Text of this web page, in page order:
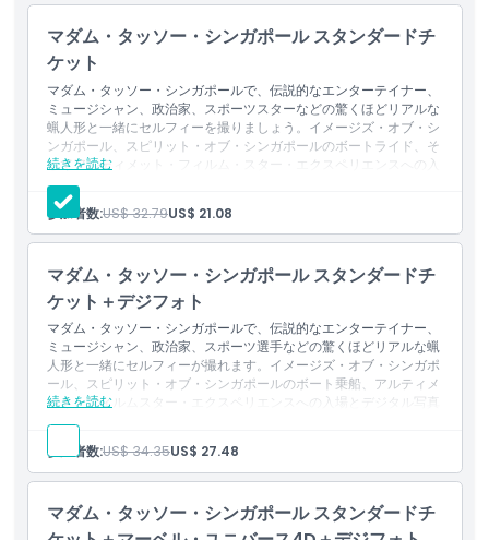
ー・シンガポールで、マリーナベイの象徴的なスカイラインを越え
て空を駆け抜ける興奮も味わえます。ポップカルチャーのファンで
も地元の遺産に興味がある方でも、マダム・タッソー・シンガポー
ルは家族向けの究極のアトラクションを提供します。今すぐチケッ
トを予約しましょう！
ハイライト
含まれるもの
子供／大人ポリシー
除外事項
営業時間
注意事項
マダム・タッソー・シンガポール スタンダードチ
ケット
マダム・タッソー・シンガポールで、伝説的なエンターテイナー、
ミュージシャン、政治家、スポーツスターなどの驚くほどリアルな
蝋人形と一緒にセルフィーを撮りましょう。イメージズ・オブ・シ
ンガポール、スピリット・オブ・シンガポールのボートライド、そ
してアルティメット・フィルム・スター・エクスペリエンスへの入
場が含まれます。
続きを読む
含まれるもの
マダム・タッソー・シンガポールへの入場（全ての蝋人形ゾー
ンへのアクセスを含む）
スピリット・オブ・シンガポールのボートライド
アルティメット・フィルム・スター・エクスペリエンス（ボリ
ウッドゾーン）
参加者数:US$ 32.79US$ 21.08
マダム・タッソー・シンガポール スタンダードチ
ケット＋デジフォト
マダム・タッソー・シンガポールで、伝説的なエンターテイナー、
ミュージシャン、政治家、スポーツ選手などの驚くほどリアルな蝋
人形と一緒にセルフィーが撮れます。イメージズ・オブ・シンガポ
ール、スピリット・オブ・シンガポールのボート乗船、アルティメ
ット・フィルムスター・エクスペリエンスへの入場とデジタル写真
の記念品が含まれます。
続きを読む
スタンダードチケットに含まれるすべての内容
デジタル写真の記念品を1点お持ち帰りいただけます
参加者数:US$ 34.35US$ 27.48
マダム・タッソー・シンガポール スタンダードチ